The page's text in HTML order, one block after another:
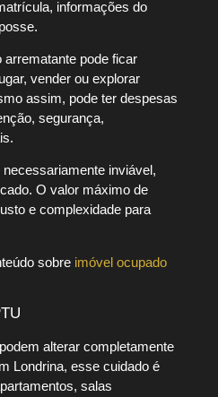
informações do
arrematante pode ficar
vender ou explorar
assim, pode ter despesas
segurança,
inviável,
O valor máximo de
e complexidade para
sobre imóvel ocupado
alterar completamente
Londrina, esse cuidado é
salas